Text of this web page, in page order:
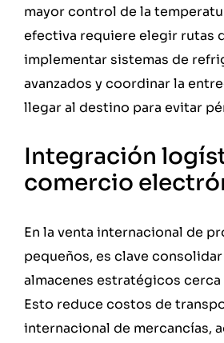
mayor control de la
efectiva requiere elegir rutas
implementar sistemas de
avanzados y coordinar la
llegar al destino para evitar
Integración
comercio
En la venta internacional de
pequeños, es clave
almacenes estratégicos
Esto reduce costos de
internacional de mercancías,